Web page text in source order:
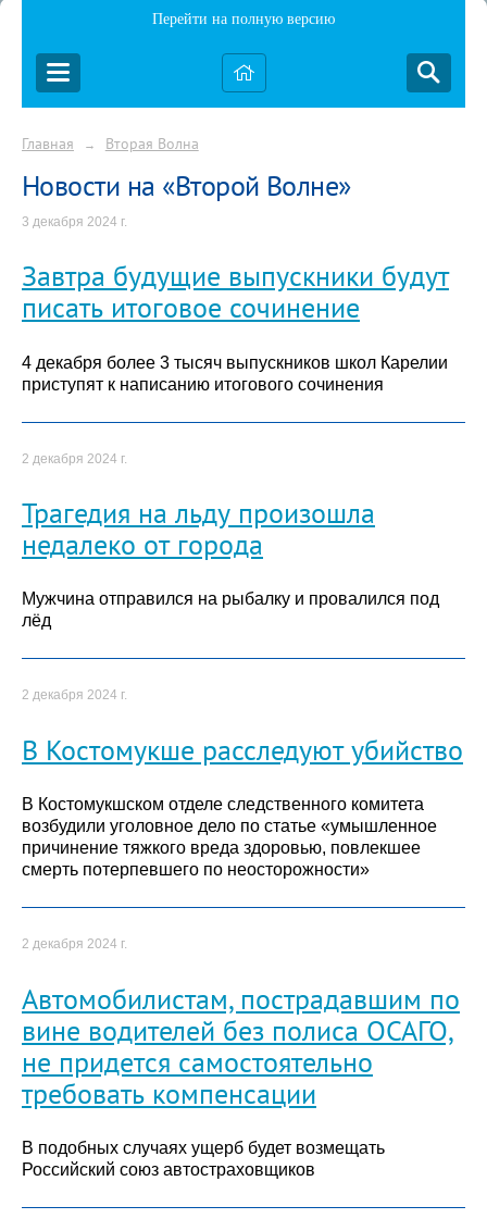
Перейти на полную версию
Главная → Вторая Волна
Новости на «Второй Волне»
3 декабря 2024 г.
Завтра будущие выпускники будут
писать итоговое сочинение
4 декабря более 3 тысяч выпускников школ Карелии
приступят к написанию итогового сочинения
2 декабря 2024 г.
Трагедия на льду произошла
недалеко от города
Мужчина отправился на рыбалку и провалился под
лёд
2 декабря 2024 г.
В Костомукше расследуют убийство
В Костомукшском отделе следственного комитета
возбудили уголовное дело по статье «умышленное
причинение тяжкого вреда здоровью, повлекшее
смерть потерпевшего по неосторожности»
2 декабря 2024 г.
Автомобилистам, пострадавшим по
вине водителей без полиса ОСАГО,
не придется самостоятельно
требовать компенсации
В подобных случаях ущерб будет возмещать
Российский союз автостраховщиков